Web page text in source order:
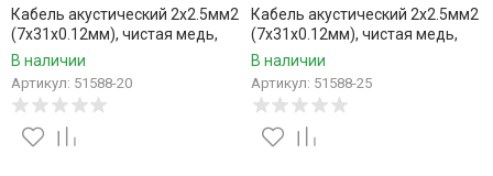
Кабель акустический 2x2.5мм2
(7x31x0.12мм), чистая медь,
пластиковая катушка,
В наличии
Артикул: 51588-20
Кабель акустический 2x2.5мм2
(7x31x0.12мм), чистая медь,
пластиковая катушка,
В наличии
Артикул: 51588-25